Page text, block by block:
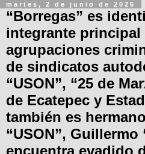
martes, 2 de junio de 2026
“Borregas” es
integrante principal
agrupaciones
de sindicatos
“USON”, “25 de
de Ecatepec y
también es
“USON”, Guillermo